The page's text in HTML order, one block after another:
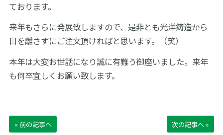
ております。
来年もさらに発展致しますので、是非とも光洋鋳造から
目を離さずにご注文頂ければと思います。（笑）
本年は大変お世話になり誠に有難う御座いました。来年
も何卒宜しくお願い致します。
« 前の記事へ 次の記事へ »